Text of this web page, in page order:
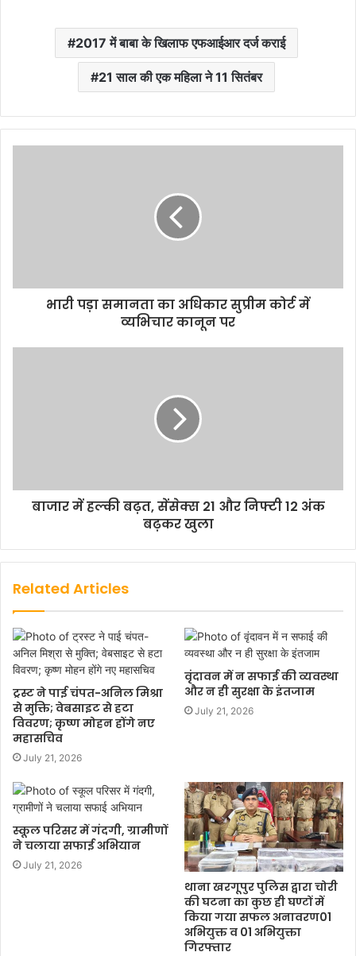
2017 में बाबा के खिलाफ एफआईआर दर्ज कराई
21 साल की एक महिला ने 11 सितंबर
भारी पड़ा समानता का अधिकार सुप्रीम कोर्ट में
व्यभिचार कानून पर
बाजार में हल्की बढ़त, सेंसेक्स 21 और निफ्टी 12 अंक
बढ़कर खुला
Related Articles
ट्रस्ट ने पाई चंपत-अनिल मिश्रा
से मुक्ति; वेबसाइट से हटा
विवरण; कृष्ण मोहन होंगे नए
महासचिव
July 21, 2026
वृंदावन में न सफाई की व्यवस्था
और न ही सुरक्षा के इंतजाम
July 21, 2026
स्कूल परिसर में गंदगी, ग्रामीणों
ने चलाया सफाई अभियान
July 21, 2026
थाना खरगूपुर पुलिस द्वारा चोरी
की घटना का कुछ ही घण्टों में
किया गया सफल अनावरण01
अभियुक्त व 01 अभियुक्ता
गिरफ्तार